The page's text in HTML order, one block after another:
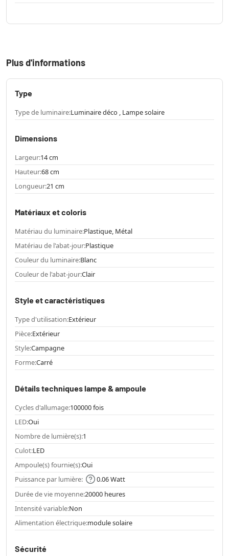
Plus d'informations
Type
Type de luminaire:Luminaire déco , Lampe solaire
Dimensions
Largeur:14 cm
Hauteur:68 cm
Longueur:21 cm
Matériaux et coloris
Matériau du luminaire:Plastique, Métal
Matériau de l'abat-jour:Plastique
Couleur du luminaire:Blanc
Couleur de l'abat-jour:Clair
Style et caractéristiques
Type d'utilisation:Extérieur
Pièce:Extérieur
Style:Campagne
Forme:Carré
Détails techniques lampe & ampoule
Cycles d'allumage:100000 fois
LED:Oui
Nombre de lumière(s):1
Culot:LED
Ampoule(s) fournie(s):Oui
Puissance par lumière:
0.06 Watt
Durée de vie moyenne:20000 heures
Intensité variable:Non
Alimentation électrique:module solaire
Sécurité